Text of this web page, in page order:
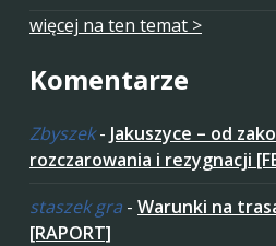
więcej na ten temat >
Komentarze
Zbyszek- Jakuszyce – od
rozczarowania i rezygnacji
staszek gra - Warunki na
[RAPORT]